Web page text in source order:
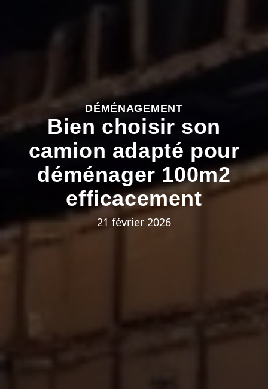
DÉMÉNAGEMENT
Bien choisir son
camion adapté pour
déménager 100m2
efficacement
21 février 2026